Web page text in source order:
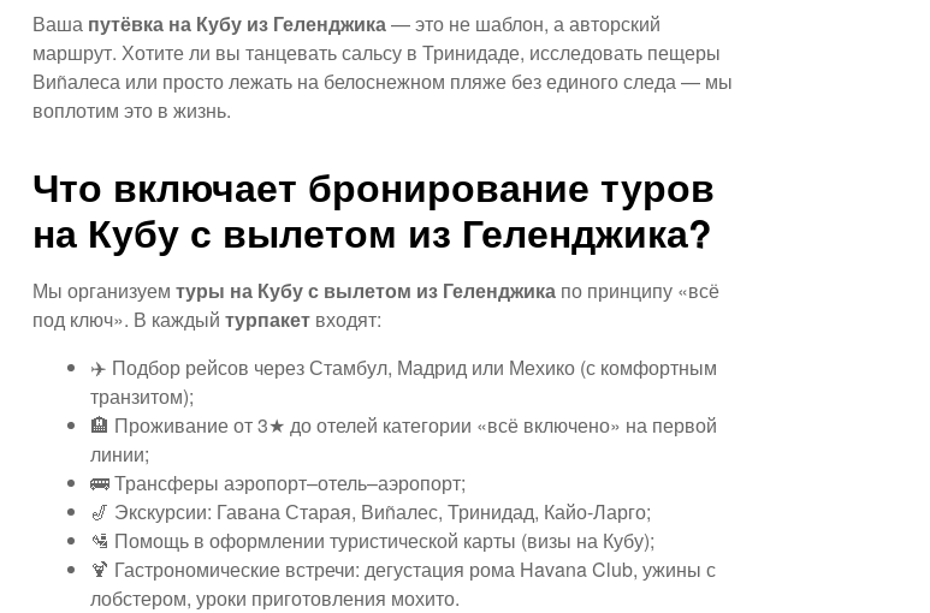
Ваша путёвка на Кубу из Геленджика— это не шаблон, а авторский
маршрут. Хотите ли вы танцевать сальсу в Тринидаде, исследовать пещеры
Виñалеса или просто лежать на белоснежном пляже без единого следа — мы
воплотим это в жизнь.
Что включает бронирование туров
на Кубу с вылетом из Геленджика?
Мы организуем туры на Кубу с вылетом из Геленджика по принципу «всё
под ключ». В каждый турпакет входят:
✈️ Подбор рейсов через Стамбул, Мадрид или Мехико (с комфортным
транзитом);
🏨 Проживание от 3★ до отелей категории «всё включено» на первой
линии;
🚌 Трансферы аэропорт–отель–аэропорт;
🎷 Экскурсии: Гавана Старая, Виñалес, Тринидад, Кайо-Ларго;
🛂 Помощь в оформлении туристической карты (визы на Кубу);
🍹 Гастрономические встречи: дегустация рома Havana Club, ужины с
лобстером, уроки приготовления мохито.